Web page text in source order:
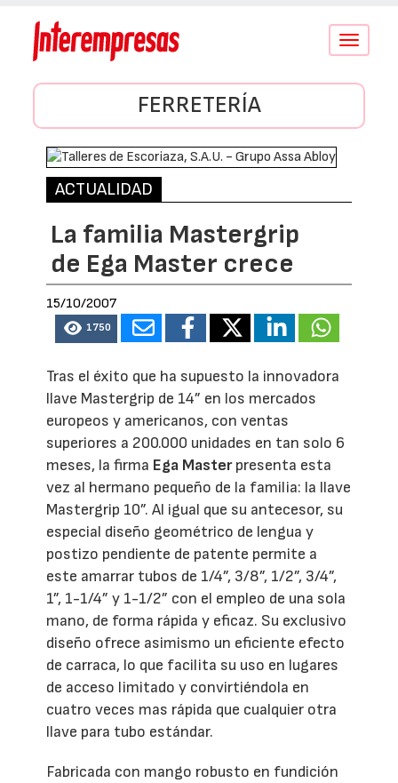
Conmutar
FERRETERÍA
ACTUALIDAD
La familia Mastergrip
de Ega Master crece
15/10/2007
1750
Tras el éxito que ha supuesto la innovadora
llave Mastergrip de 14” en los mercados
europeos y americanos, con ventas
superiores a 200.000 unidades en tan solo 6
meses, la firma Ega Masterpresenta esta
vez al hermano pequeño de la familia: la llave
Mastergrip 10”. Al igual que su antecesor, su
especial diseño geométrico de lengua y
postizo pendiente de patente permite a
este amarrar tubos de 1/4”, 3/8”, 1/2”, 3/4”,
1”, 1-1/4” y 1-1/2” con el empleo de una sola
mano, de forma rápida y eficaz. Su exclusivo
diseño ofrece asimismo un eficiente efecto
de carraca, lo que facilita su uso en lugares
de acceso limitado y convirtiéndola en
cuatro veces mas rápida que cualquier otra
llave para tubo estándar.
Fabricada con mango robusto en fundición